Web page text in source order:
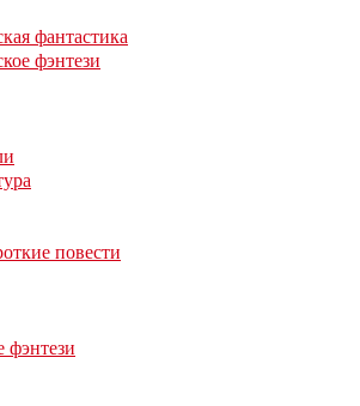
фантастика
фэнтези
повести
фэнтези